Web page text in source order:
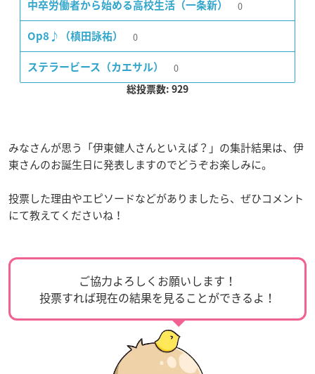
中卒労働者から始める高校生活（一条新） 0
Op8♪（槙田詠祐） 0
ステラービース（カエサル） 0
総投票数: 929
みなさんが思う「伊東健人さんといえば？」の集計結果は、伊
東さんのお誕生日に発表しますのでどうぞお楽しみに。
投票した理由やエピソードなどがありましたら、ぜひコメント
にて教えてくださいね！
ご協力よろしくお願いします！
投票すれば現在の結果を見ることができるよ！